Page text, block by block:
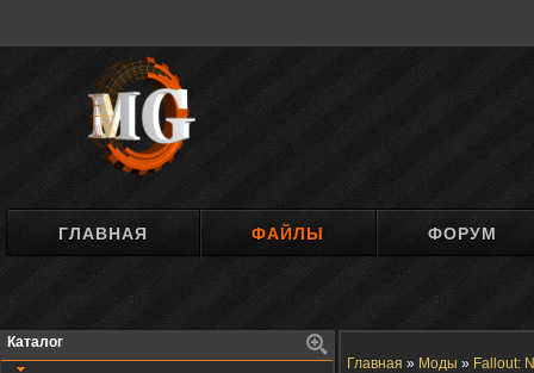
ГЛАВНАЯ ФАЙЛЫ ФОРУМ
Каталог
Главная » Моды » Fallout: